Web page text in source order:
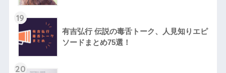
19
有吉弘行 伝説の毒舌トーク、人見知りエピ
ソードまとめ75選！
20